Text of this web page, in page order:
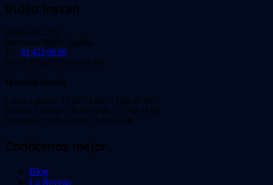
Video Instan
Viladomat, 239
Barcelona 08029. España.
Tel: 93 453 00 00
Email: info@videoinstan.net
Horario tienda
Lunes a jueves: 10:30-14:00 / 17:00-20:00
Viernes y sábado: 10:30-14:00 / 17:00-21:00
Domingo: 11:00-15:00 / 16:00-20:00
Conócenos mejor
Blog
La Revista